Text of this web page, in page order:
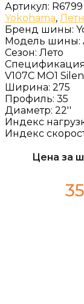
Артикул: R6799
Yokohama,
Бренд шины:
Модель шины:
Сезон: Лето
V107C MO1
Ширина: 275
Профиль: 35
Диаметр: 22''
Индекс
Индекс
Цена за